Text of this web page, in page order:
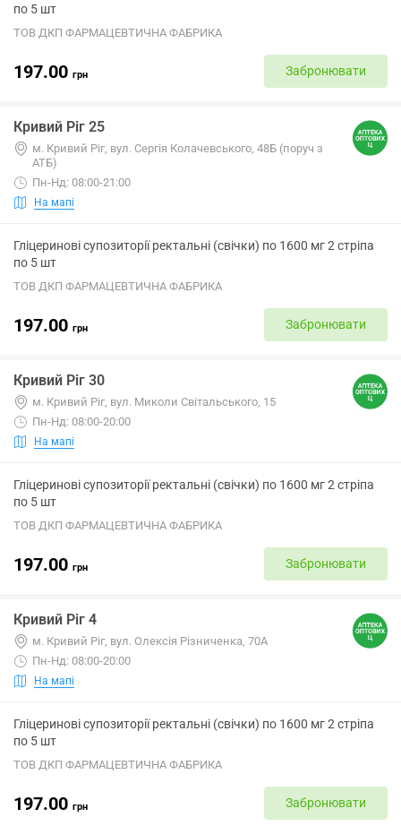
по 5 шт
ТОВ ДКП ФАРМАЦЕВТИЧНА ФАБРИКА
197.00 грн Забронювати
Кривий Ріг 25
м. Кривий Ріг, вул. Сергія Колачевського, 48Б (поруч з
АТБ)
Пн-Нд: 08:00-21:00
На мапі
Гліцеринові супозиторії ректальні (свічки) по 1600 мг 2 стріпа
по 5 шт
ТОВ ДКП ФАРМАЦЕВТИЧНА ФАБРИКА
197.00 грн Забронювати
Кривий Ріг 30
м. Кривий Ріг, вул. Миколи Світальського, 15
Пн-Нд: 08:00-20:00
На мапі
Гліцеринові супозиторії ректальні (свічки) по 1600 мг 2 стріпа
по 5 шт
ТОВ ДКП ФАРМАЦЕВТИЧНА ФАБРИКА
197.00 грн Забронювати
Кривий Ріг 4
м. Кривий Ріг, вул. Олексія Різниченка, 70А
Пн-Нд: 08:00-20:00
На мапі
Гліцеринові супозиторії ректальні (свічки) по 1600 мг 2 стріпа
по 5 шт
ТОВ ДКП ФАРМАЦЕВТИЧНА ФАБРИКА
197.00 грн Забронювати